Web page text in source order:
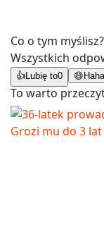
Co o tym myślisz?
Wszystkich
👍 Lubię to0 😄
To warto